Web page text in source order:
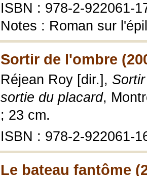
ISBN : 978-2-922061-
Notes : Roman sur
Sortir de l'ombre
Réjean Roy [dir.],
sortie du placard,
; 23 cm.
ISBN : 978-2-922061-
Le bateau fantôme